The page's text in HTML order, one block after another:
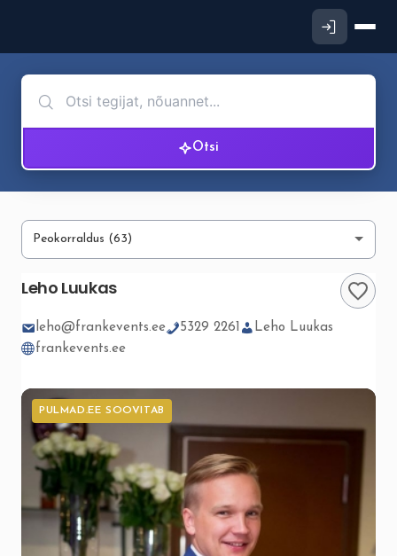
Otsi
Leho Luukas
leho@frankevents.ee 5329 2261
Leho Luukas
frankevents.ee
PULMAD.EE SOOVITAB